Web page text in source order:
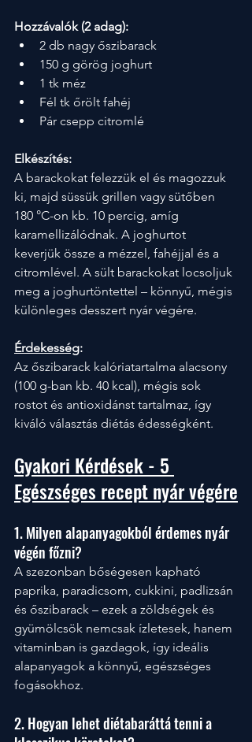
Hozzávalók (2 adag):
2 db nagy őszibarack
150 g görög joghurt
1 tk méz
Fél tk őrölt fahéj
Pár csepp citromlé
Elkészítés:
A barackokat felezzük el és magozzuk
ki, majd süssük grillen vagy sütőben
180 °C-on kb. 10 percig, amíg
karamellizálódnak. A joghurtot
keverjük össze a mézzel, fahéjjal és a
citromlével. A sült barackokat locsoljuk
meg a joghurtöntettel – könnyű, mégis
különleges desszert nyár végére.
Érdekesség:
Az őszibarack kalóriatartalma alacsony
(100 g-ban kb. 40 kcal), mégis sok
rostot és antioxidánst tartalmaz, így
kiváló választás diétás édességként.
Gyakori Kérdések - 5
Egészséges recept nyár végére
1. Milyen alapanyagokból érdemes nyár
végén főzni?
A szezonban bőségesen kapható
paprika, paradicsom, cukkini, padlizsán
és őszibarack – ezek a zöldségek és
gyümölcsök nemcsak ízletesek, hanem
vitaminban is gazdagok, így ideális
alapanyagok a könnyű, egészséges
fogásokhoz.
2. Hogyan lehet diétabaráttá tenni a